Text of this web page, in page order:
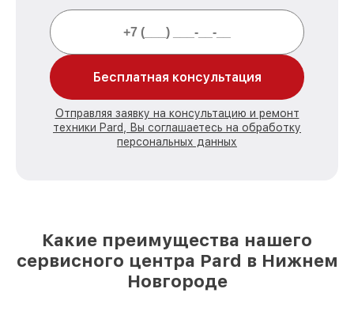
Бесплатная консультация
Отправляя заявку на консультацию и ремонт
техники Pard, Вы соглашаетесь на обработку
персональных данных
Какие преимущества нашего
сервисного центра Pard в Нижнем
Новгороде